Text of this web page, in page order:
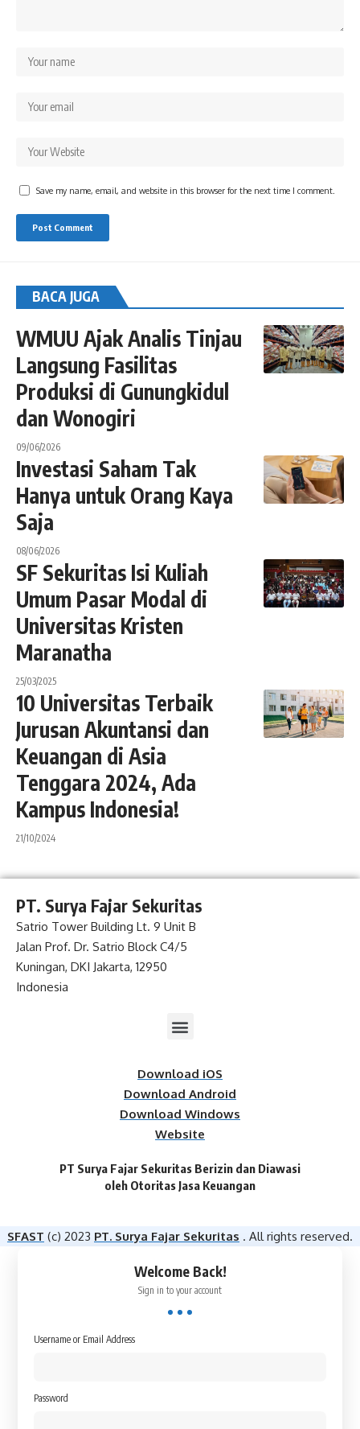
Save my name, email, and website in this browser for the next time I comment.
BACA JUGA
WMUU Ajak Analis Tinjau
Langsung Fasilitas
Produksi di Gunungkidul
dan Wonogiri
09/06/2026
Investasi Saham Tak
Hanya untuk Orang Kaya
Saja
08/06/2026
SF Sekuritas Isi Kuliah
Umum Pasar Modal di
Universitas Kristen
Maranatha
25/03/2025
10 Universitas Terbaik
Jurusan Akuntansi dan
Keuangan di Asia
Tenggara 2024, Ada
Kampus Indonesia!
21/10/2024
PT. Surya Fajar Sekuritas
Satrio Tower Building Lt. 9 Unit B
Jalan Prof. Dr. Satrio Block C4/5
Kuningan, DKI Jakarta, 12950
Indonesia
Download iOS
Download Android
Download Windows
Website
PT Surya Fajar Sekuritas Berizin dan Diawasi
oleh Otoritas Jasa Keuangan​
SFAST (c) 2023 PT. Surya Fajar Sekuritas . All rights reserved.
Welcome Back!
Sign in to your account
Username or Email Address
Password